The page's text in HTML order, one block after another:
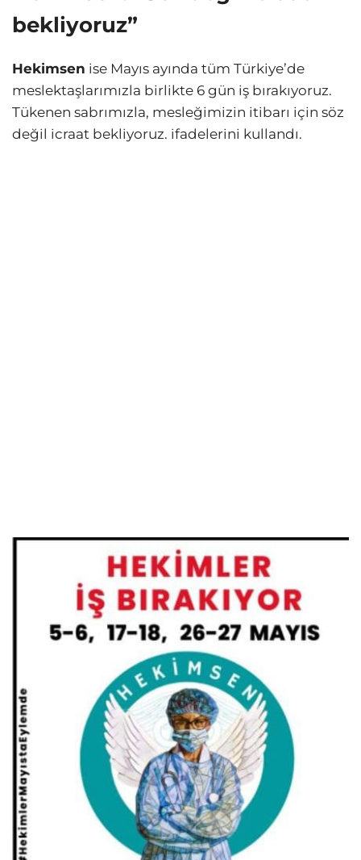
bekliyoruz”
Hekimsen ise Mayıs ayında tüm Türkiye’de
meslektaşlarımızla birlikte 6 gün iş bırakıyoruz.
Tükenen sabrımızla, mesleğimizin itibarı için söz
değil icraat bekliyoruz. ifadelerini kullandı.